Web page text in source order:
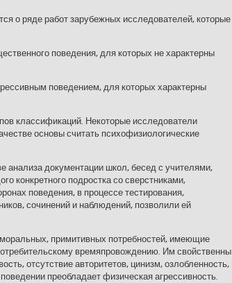
о ряде работ зарубежных исследователей, которые
поведения, для которых не характерны
поведением, для которых характерны
классификаций. Некоторые исследователи
основы считать психофизиологические
документации школ, бесед с учителями,
конкретного подростка со сверстниками,
поведения, в процессе тестирования,
сочинений и наблюдений, позволили ей
примитивных потребностей, имеющие
времяпровождению. Им свойственны
отсутствие авторитетов, цинизм, озлобленность,
преобладает физическая агрессивность.